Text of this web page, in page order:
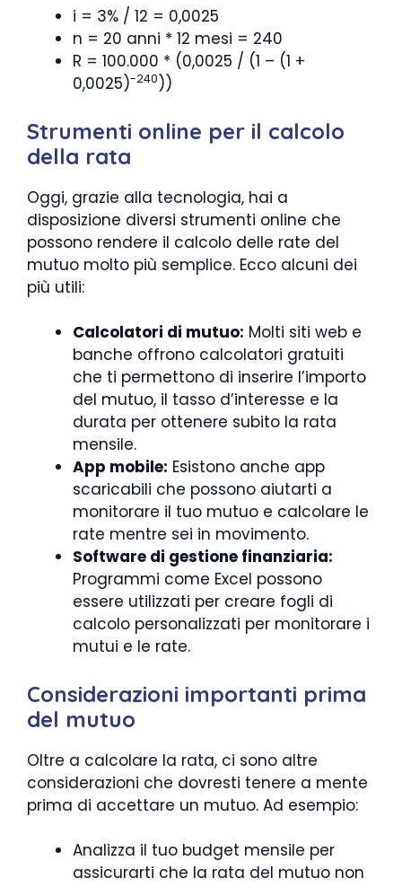
i = 3% / 12 = 0,0025
n = 20 anni * 12 mesi = 240
R = 100.000 * (0,0025 / (1 – (1 +
0,0025)-240))
Strumenti online per il calcolo
della rata
Oggi, grazie alla tecnologia, hai a
disposizione diversi strumenti online che
possono rendere il calcolo delle rate del
mutuo molto più semplice. Ecco alcuni dei
più utili:
Calcolatori di mutuo: Molti siti web e
banche offrono calcolatori gratuiti
che ti permettono di inserire l’importo
del mutuo, il tasso d’interesse e la
durata per ottenere subito la rata
mensile.
App mobile: Esistono anche app
scaricabili che possono aiutarti a
monitorare il tuo mutuo e calcolare le
rate mentre sei in movimento.
Software di gestione finanziaria:
Programmi come Excel possono
essere utilizzati per creare fogli di
calcolo personalizzati per monitorare i
mutui e le rate.
Considerazioni importanti prima
del mutuo
Oltre a calcolare la rata, ci sono altre
considerazioni che dovresti tenere a mente
prima di accettare un mutuo. Ad esempio:
Analizza il tuo budget mensile per
assicurarti che la rata del mutuo non